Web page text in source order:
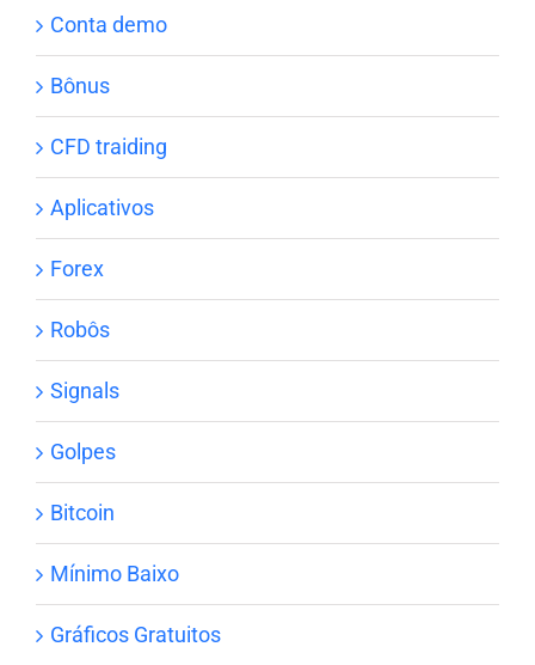
Conta demo
Bônus
CFD traiding
Aplicativos
Forex
Robôs
Signals
Golpes
Bitcoin
Mínimo Baixo
Gráficos Gratuitos